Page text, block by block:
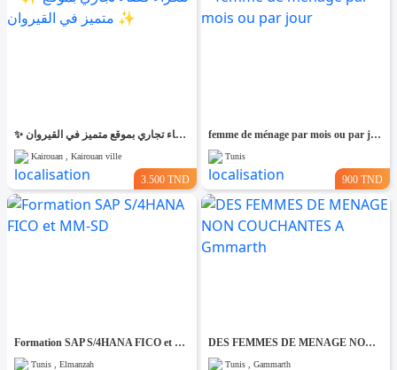
✨ للّكراء فضاء تجاري بموقع متميز في القيروان ✨
Kairouan , Kairouan ville
3.500 TND
femme de ménage par mois ou par jour
Tunis
900 TND
Formation SAP S/4HANA FICO et MM-SD
Tunis , Elmanzah
DES FEMMES DE MENAGE NON COUCHANTES A Gmmarth
Tunis , Gammarth